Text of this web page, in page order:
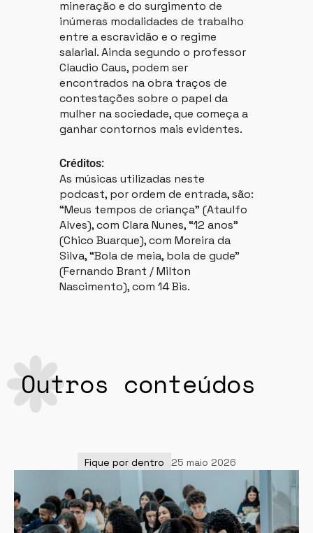
mineração e do surgimento de
inúmeras modalidades de trabalho
entre a escravidão e o regime
salarial. Ainda segundo o professor
Claudio Caus, podem ser
encontrados na obra traços de
contestações sobre o papel da
mulher na sociedade, que começa a
ganhar contornos mais evidentes.
Créditos:
As músicas utilizadas neste
podcast, por ordem de entrada, são:
“Meus tempos de criança” (Ataulfo
Alves), com Clara Nunes, “12 anos”
(Chico Buarque), com Moreira da
Silva, “Bola de meia, bola de gude”
(Fernando Brant / Milton
Nascimento), com 14 Bis.
Outros conteúdos
Fique por dentro 25 maio 2026